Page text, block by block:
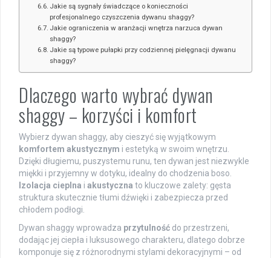
Jakie są sygnały świadczące o konieczności
profesjonalnego czyszczenia dywanu shaggy?
Jakie ograniczenia w aranżacji wnętrza narzuca dywan
shaggy?
Jakie są typowe pułapki przy codziennej pielęgnacji dywanu
shaggy?
Dlaczego warto wybrać dywan
shaggy – korzyści i komfort
Wybierz dywan shaggy, aby cieszyć się wyjątkowym
komfortem akustycznym i estetyką w swoim wnętrzu.
Dzięki długiemu, puszystemu runu, ten dywan jest niezwykle
miękki i przyjemny w dotyku, idealny do chodzenia boso.
Izolacja cieplna i akustyczna to kluczowe zalety: gęsta
struktura skutecznie tłumi dźwięki i zabezpiecza przed
chłodem podłogi.
Dywan shaggy wprowadza przytulność do przestrzeni,
dodając jej ciepła i luksusowego charakteru, dlatego dobrze
komponuje się z różnorodnymi stylami dekoracyjnymi – od